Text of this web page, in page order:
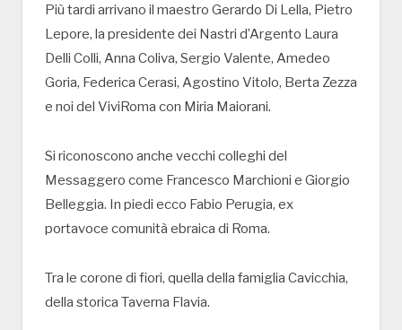
Più tardi arrivano il maestro Gerardo Di Lella, Pietro
Lepore, la presidente dei Nastri d’Argento Laura
Delli Colli, Anna Coliva, Sergio Valente, Amedeo
Goria, Federica Cerasi, Agostino Vitolo, Berta Zezza
e noi del ViviRoma con Miria Maiorani.
Si riconoscono anche vecchi colleghi del
Messaggero come Francesco Marchioni e Giorgio
Belleggia. In piedi ecco Fabio Perugia, ex
portavoce comunità ebraica di Roma.
Tra le corone di fiori, quella della famiglia Cavicchia,
della storica Taverna Flavia.